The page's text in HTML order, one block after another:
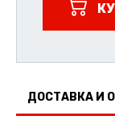
ДОСТАВКА И